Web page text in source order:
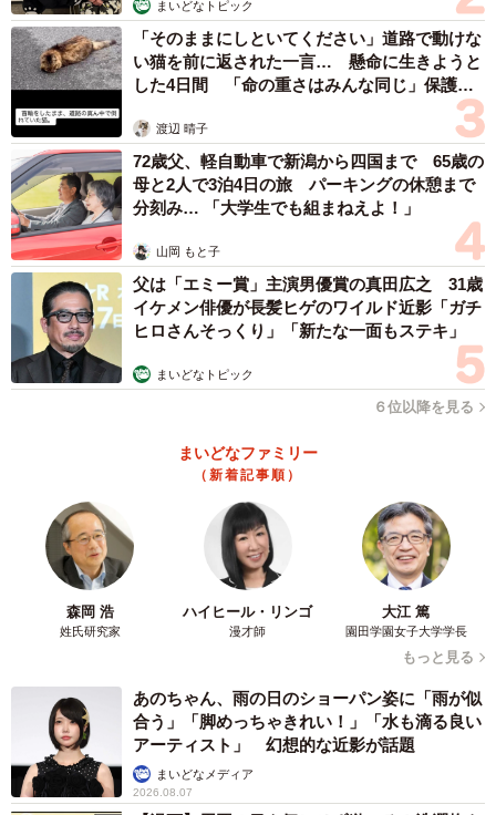
まいどなトピック
「そのままにしといてください」道路で動けな
い猫を前に返された一言… 懸命に生きようと
した4日間 「命の重さはみんな同じ」保護団
渡辺 晴子
72歳父、軽自動車で新潟から四国まで 65歳の
母と2人で3泊4日の旅 パーキングの休憩まで
分刻み… 「大学生でも組まねえよ！」
山岡 もと子
父は「エミー賞」主演男優賞の真田広之 31歳
イケメン俳優が長髪ヒゲのワイルド近影「ガチ
ヒロさんそっくり」「新たな一面もステキ」
まいどなトピック
６位以降を見る
まいどなファミリー
（新着記事順）
森岡 浩
姓氏研究家
ハイヒール・リンゴ
漫才師
大江 篤
園田学園女子大学学長
もっと見る
あのちゃん、雨の日のショーパン姿に「雨が似
合う」「脚めっちゃきれい！」「水も滴る良い
アーティスト」 幻想的な近影が話題
まいどなメディア
2026.08.07